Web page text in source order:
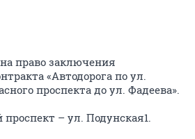
право заключения
«Автодорога по ул.
проспекта до ул. Фадеева».
– ул. Подунская1.